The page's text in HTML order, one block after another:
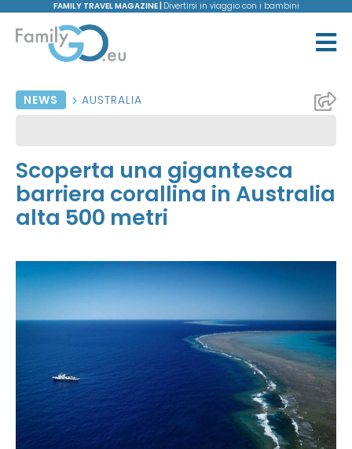
FAMILY TRAVEL MAGAZINE | Divertirsi in viaggio con i bambini
NEWS AUSTRALIA
Scoperta una gigantesca
barriera corallina in Australia
alta 500 metri